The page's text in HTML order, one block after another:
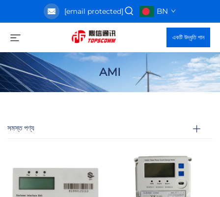
[email protected] BN
একটি উদ্ধৃতি পান
AMI
সমস্ত পণ্য